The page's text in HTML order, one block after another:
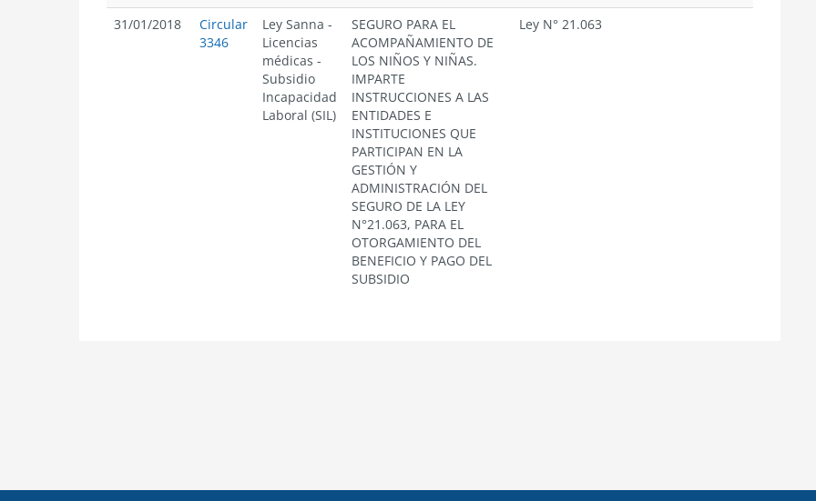
31/01/2018
Circular
3346
Ley Sanna -
Licencias
médicas -
Subsidio
Incapacidad
Laboral (SIL)
SEGURO PARA EL
ACOMPAÑAMIENTO DE
LOS NIÑOS Y NIÑAS.
IMPARTE
INSTRUCCIONES A LAS
ENTIDADES E
INSTITUCIONES QUE
PARTICIPAN EN LA
GESTIÓN Y
ADMINISTRACIÓN DEL
SEGURO DE LA LEY
N°21.063, PARA EL
OTORGAMIENTO DEL
BENEFICIO Y PAGO DEL
SUBSIDIO
Ley N° 21.063